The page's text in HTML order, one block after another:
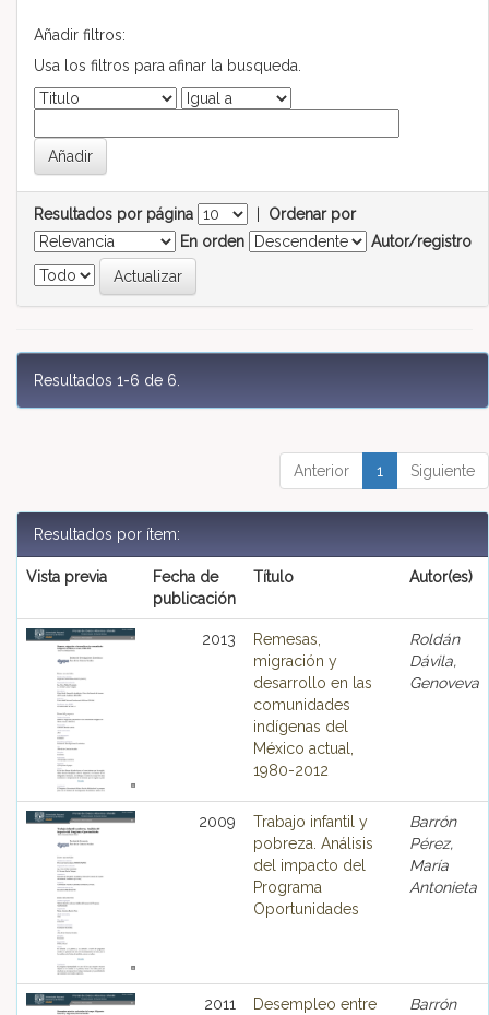
Añadir filtros:
Usa los filtros para afinar la busqueda.
Resultados por página
Ordenar por
En orden
Autor/registro
Resultados 1-6 de 6.
Anterior 1 Siguiente
Resultados por ítem:
Vista previa
Fecha de
publicación
Título Autor(es)
2013
Remesas,
migración y
desarrollo en las
comunidades
indígenas del
México actual,
1980-2012
Roldán
Dávila,
Genoveva
2009
Trabajo infantil y
pobreza. Análisis
del impacto del
Programa
Oportunidades
Barrón
Pérez,
María
Antonieta
2011
Desempleo entre
Barrón